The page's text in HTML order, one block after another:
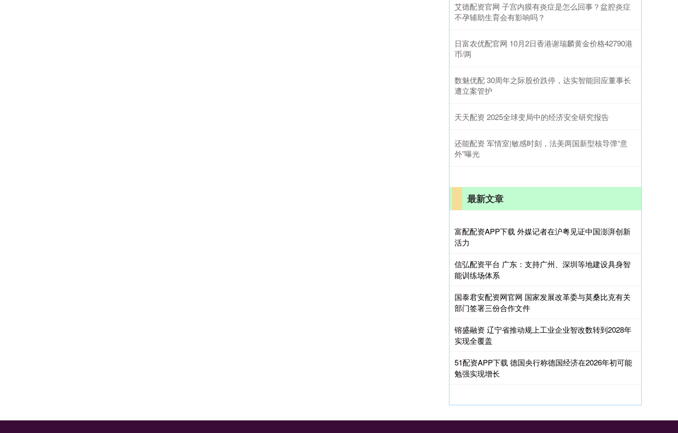
艾德配资官网 子宫内膜有炎症是怎么回事？盆腔炎症
不孕辅助生育会有影响吗？
日富农优配官网 10月2日香港谢瑞麟黄金价格42790港
币/两
数魅优配 30周年之际股价跌停，达实智能回应董事长
遭立案管护
天天配资 2025全球变局中的经济安全研究报告
还能配资 军情室|敏感时刻，法美两国新型核导弹“意
外”曝光
最新文章
富配配资APP下载 外媒记者在沪粤见证中国澎湃创新
活力
信弘配资平台 广东：支持广州、深圳等地建设具身智
能训练场体系
国泰君安配资网官网 国家发展改革委与莫桑比克有关
部门签署三份合作文件
镕盛融资 辽宁省推动规上工业企业智改数转到2028年
实现全覆盖
51配资APP下载 德国央行称德国经济在2026年初可能
勉强实现增长